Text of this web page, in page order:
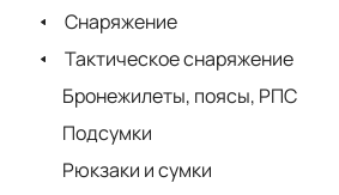
Снаряжение
Тактическое снаряжение
Бронежилеты, поясы, РПС
Подсумки
Рюкзаки и сумки